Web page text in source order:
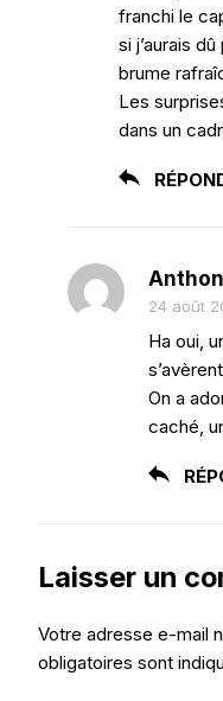
franchi le
si j’aurais
brume
Les
dans un
24 août
Ha oui,
On a
caché,
Laisser un
Votre adresse e-mail
obligatoires sont